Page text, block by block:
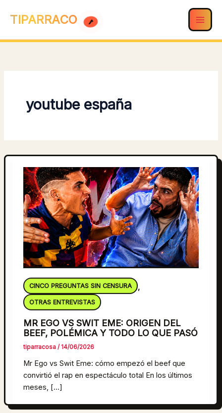
TIPARRACO
youtube españa
CINCO PREGUNTAS SIN CENSURA ,
OTRAS ENTREVISTAS
MR EGO VS SWIT EME: ORIGEN DEL
BEEF, POLÉMICA Y TODO LO QUE PASÓ
tiparracosa/14/06/2026
Mr Ego vs Swit Eme: cómo empezó el beef que
convirtió el rap en espectáculo total En los últimos
meses, […]